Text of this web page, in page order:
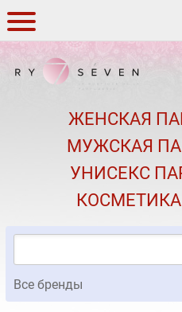
КАК
О
ПОДАРКИ
ЖЕНСКАЯ
МУЖСКАЯ
УНИСЕКС
Все бренды